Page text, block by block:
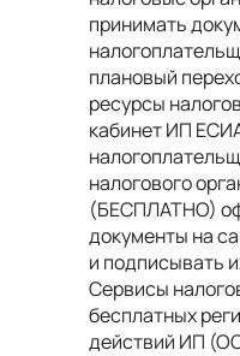
принимать
плановый
ресурсы
кабинет ИП
налогового
(БЕСПЛАТНО)
документы на
и подписывать
Сервисы
бесплатных
действий ИП